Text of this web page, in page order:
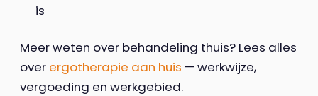
is
Meer weten over behandeling thuis? Lees alles
over ergotherapie aan huis — werkwijze,
vergoeding en werkgebied.